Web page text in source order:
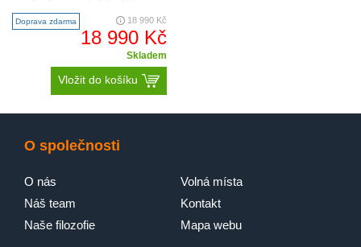
vašeho oblečení. Díky předmí..
Doprava zdarma 18 990 Kč
18 990 Kč
Skladem
Vložit do košíku
O společnosti
O nás
Náš team
Naše filozofie
Volná místa
Kontakt
Mapa webu